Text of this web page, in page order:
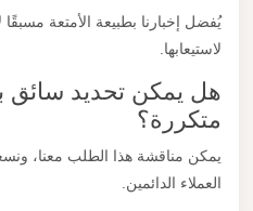
يُفضل إخبارنا بطبيعة الأمتعة مسبقًا
لاستيعابها.
هل يمكن تحديد سائق
متكررة؟
يمكن مناقشة هذا الطلب معنا، ونسعى
العملاء الدائمين.